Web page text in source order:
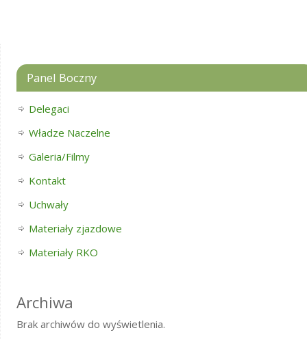
Panel Boczny
Delegaci
Władze Naczelne
Galeria/Filmy
Kontakt
Uchwały
Materiały zjazdowe
Materiały RKO
Archiwa
Brak archiwów do wyświetlenia.